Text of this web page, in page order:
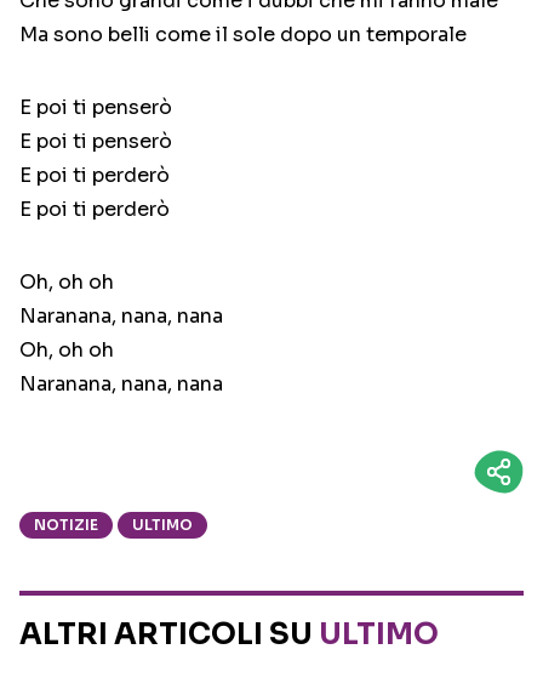
Ma sono belli come il sole dopo un temporale
E poi ti penserò
E poi ti penserò
E poi ti perderò
E poi ti perderò
Oh, oh oh
Naranana, nana, nana
Oh, oh oh
Naranana, nana, nana
NOTIZIE ULTIMO
ALTRI ARTICOLI SU ULTIMO